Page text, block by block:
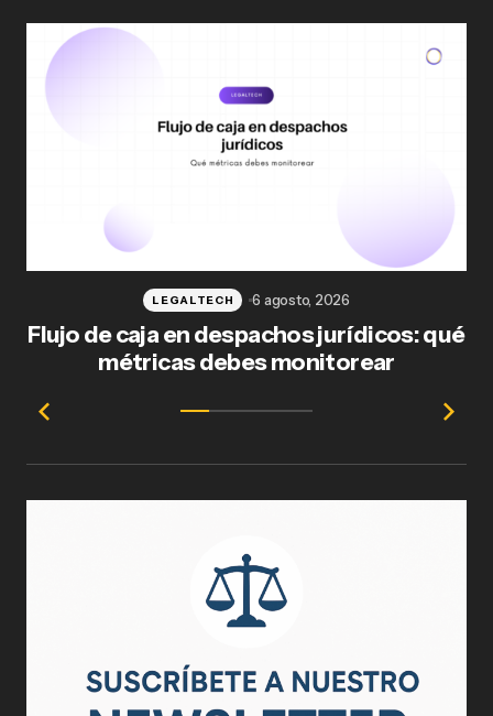
Flujo de caja en despachos jurídicos: qué
métricas debes monitorear
LEGALTECH 6 agosto, 2026